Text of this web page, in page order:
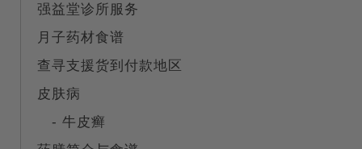
强益堂诊所服务
月子药材食谱
查寻支援货到付款地区
皮肤病
- 牛皮癣